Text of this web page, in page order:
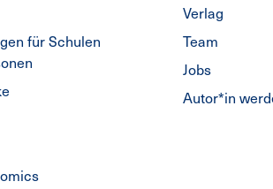
für Schulen
Verlag
Team
Jobs
Autor*in